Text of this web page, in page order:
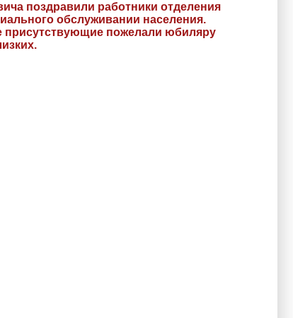
поздравили работники отделения
обслуживании населения.
присутствующие пожелали юбиляру